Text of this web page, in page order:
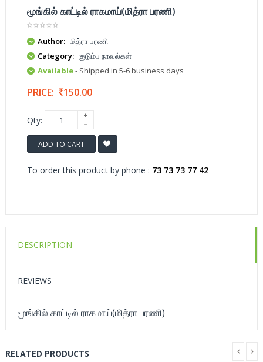
மூங்கில் காட்டில் ராகமாய்(மித்ரா பரணி)
Author: மித்ரா பரணி
Category: குடும்ப நாவல்கள்
Available- Shipped in 5-6 business days
PRICE: 150.00
Qty:
ADD TO CART
To order this product by phone : 73 73 73 77 42
DESCRIPTION
REVIEWS
மூங்கில் காட்டில் ராகமாய்(மித்ரா பரணி)
RELATED PRODUCTS